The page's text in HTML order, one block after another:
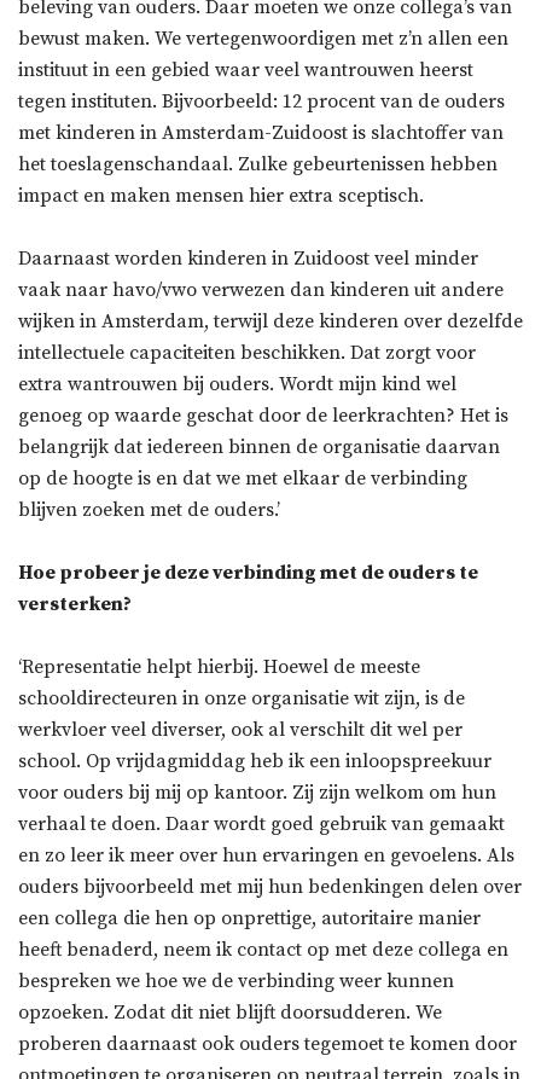
beleving van ouders. Daar moeten we onze collega’s van
bewust maken. We vertegenwoordigen met z’n allen een
instituut in een gebied waar veel wantrouwen heerst
tegen instituten. Bijvoorbeeld: 12 procent van de ouders
met kinderen in Amsterdam-Zuidoost is slachtoffer van
het toeslagenschandaal. Zulke gebeurtenissen hebben
impact en maken mensen hier extra sceptisch.
Daarnaast worden kinderen in Zuidoost veel minder
vaak naar havo/vwo verwezen dan kinderen uit andere
wijken in Amsterdam, terwijl deze kinderen over dezelfde
intellectuele capaciteiten beschikken. Dat zorgt voor
extra wantrouwen bij ouders. Wordt mijn kind wel
genoeg op waarde geschat door de leerkrachten? Het is
belangrijk dat iedereen binnen de organisatie daarvan
op de hoogte is en dat we met elkaar de verbinding
blijven zoeken met de ouders.’
Hoe probeer je deze verbinding met de ouders te
versterken?
‘Representatie helpt hierbij. Hoewel de meeste
schooldirecteuren in onze organisatie wit zijn, is de
werkvloer veel diverser, ook al verschilt dit wel per
school. Op vrijdagmiddag heb ik een inloopspreekuur
voor ouders bij mij op kantoor. Zij zijn welkom om hun
verhaal te doen. Daar wordt goed gebruik van gemaakt
en zo leer ik meer over hun ervaringen en gevoelens. Als
ouders bijvoorbeeld met mij hun bedenkingen delen over
een collega die hen op onprettige, autoritaire manier
heeft benaderd, neem ik contact op met deze collega en
bespreken we hoe we de verbinding weer kunnen
opzoeken. Zodat dit niet blijft doorsudderen. We
proberen daarnaast ook ouders tegemoet te komen door